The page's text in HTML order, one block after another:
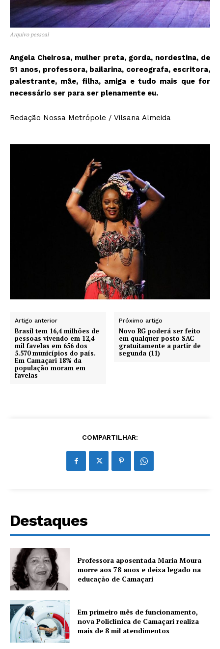
Arquivo pessoal
Angela Cheirosa, mulher preta, gorda, nordestina, de
51 anos, professora, bailarina, coreografa, escritora,
palestrante, mãe, filha, amiga e tudo mais que for
necessário ser para ser plenamente eu.
Redação Nossa Metrópole / Vilsana Almeida
Artigo anterior
Brasil tem 16,4 milhões de
pessoas vivendo em 12,4
mil favelas em 656 dos
5.570 municípios do país.
Em Camaçari 18% da
população moram em
favelas
Próximo artigo
Novo RG poderá ser feito
em qualquer posto SAC
gratuitamente a partir de
segunda (11)
COMPARTILHAR:
Destaques
Professora aposentada Maria Moura
morre aos 78 anos e deixa legado na
educação de Camaçari
Em primeiro mês de funcionamento,
nova Policlínica de Camaçari realiza
mais de 8 mil atendimentos